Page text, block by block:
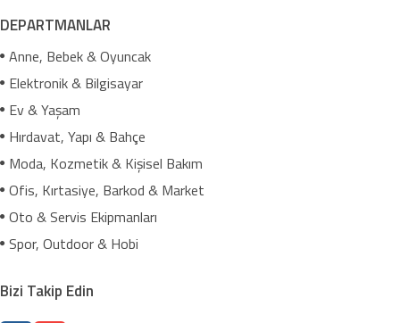
DEPARTMANLAR
Anne, Bebek & Oyuncak
Elektronik & Bilgisayar
Ev & Yaşam
Hırdavat, Yapı & Bahçe
Moda, Kozmetik & Kişisel Bakım
Ofis, Kırtasiye, Barkod & Market
Oto & Servis Ekipmanları
Spor, Outdoor & Hobi
Bizi Takip Edin